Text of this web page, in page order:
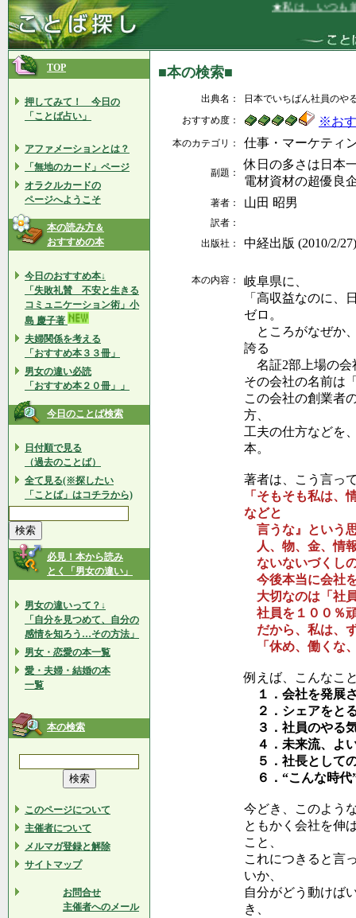
★私は、いつも前
TOP
押してみて！ 今日の
「ことば占い」
アファメーションとは？
「無地のカード」ページ
オラクルカードの
ページへようこそ
本の読み方＆
おすすめの本
今日のおすすめ本↓
「失敗礼賛 不安と生きる
コミュニケーション術」小
島 慶子著
夫婦関係を考える
「おすすめ本３３冊」
男女の違い必読
「おすすめ本２０冊」」
今日のことば検索
日付順で見る
（過去のことば）
全て見る(※探したい
「ことば」はコチラから)
必見！本から読み
とく「男女の違い」
男女の違いって？↓
「自分を見つめて、自分の
感情を知ろう…その方法」
男女・恋愛の本一覧
愛・夫婦・結婚の本
一覧
本の検索
このページについて
主催者について
メルマガ登録と解除
サイトマップ
お問合せ
主催者へのメール
■本の検索■
出典名：
日本でいちばん社員のや
おすすめ度：
※お
本のカテゴリ： 仕事・マーケティ
副題：
休日の多さは日本
電材資材の超優良
著者： 山田 昭男
訳者：
出版社：
中経出版 (2010/2/
本の内容：
岐阜県に、
「高収益なのに、
ゼロ。
ところがなぜか
誇る
名証2部上場の会
その会社の名前は
この会社の創業者
方、
工夫の仕方などを
本。
著者は、こう言っ
「そもそも私は、
などと
言うな』という
人、物、金、情
ないないづくし
今後本当に会社
大切なのは「社
社員を１００％
だから、私は、
「休め、働くな
例えば、こんなこ
１．会社を発展
２．シェアをと
３．社員のやる
４．未来流、よ
５．社長として
６．“こんな時代
今どき、このよう
ともかく会社を伸
こと、
これにつきると言
いか、
自分がどう動けば
き、